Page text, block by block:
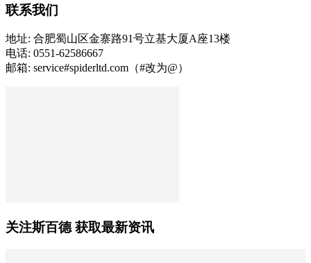
联系我们
地址: 合肥蜀山区金寨路91号立基大厦A座13楼
电话: 0551-62586667
邮箱: service#spiderltd.com（#改为@）
关注斯百德 获取最新资讯